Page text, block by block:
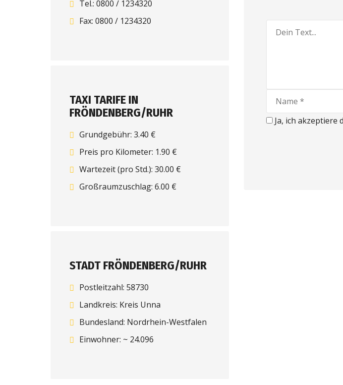
Tel.: 0800 / 1234320
Fax: 0800 / 1234320
TAXI TARIFE IN
FRÖNDENBERG/RUHR
Grundgebühr: 3.40 €
Preis pro Kilometer: 1.90 €
Wartezeit (pro Std.): 30.00 €
Großraumzuschlag: 6.00 €
STADT FRÖNDENBERG/RUHR
Postleitzahl: 58730
Landkreis: Kreis Unna
Bundesland: Nordrhein-Westfalen
Einwohner: ~ 24.096
Ja, ich